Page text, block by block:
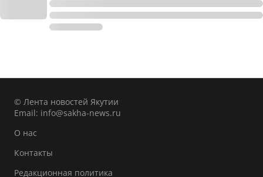
© Лента новостей Якутии
Email: info@sakha-news.ru
О нас
Контакты
Редакционная политика